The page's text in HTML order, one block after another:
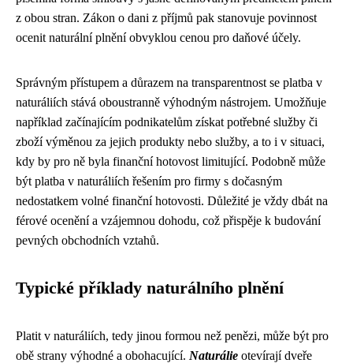
z obou stran. Zákon o dani z příjmů pak stanovuje povinnost
ocenit naturální plnění obvyklou cenou pro daňové účely.
Správným přístupem a důrazem na transparentnost se platba v
naturáliích stává oboustranně výhodným nástrojem. Umožňuje
například začínajícím podnikatelům získat potřebné služby či
zboží výměnou za jejich produkty nebo služby, a to i v situaci,
kdy by pro ně byla finanční hotovost limitující. Podobně může
být platba v naturáliích řešením pro firmy s dočasným
nedostatkem volné finanční hotovosti. Důležité je vždy dbát na
férové ocenění a vzájemnou dohodu, což přispěje k budování
pevných obchodních vztahů.
Typické příklady naturálního plnění
Platit v naturáliích, tedy jinou formou než penězi, může být pro
obě strany výhodné a obohacující. Naturálie otevírají dveře